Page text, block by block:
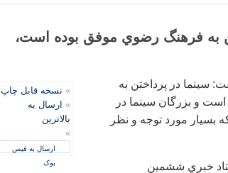
به فرهنگ رضوي موفق بوده است،
» نسخه قابل چاپ
» ارسال به
بالاترین
»
ارسال به فیس
بوک
در پرداختن به
و بزرگان سينما در
بسيار مورد توجه و نظر
خبري ششمين